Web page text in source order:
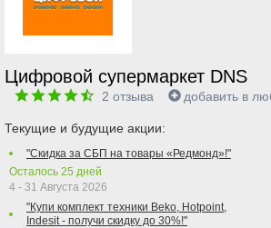
Цифровой супермаркет DNS
2 отзыва добавить в
Текущие и будущие акции:
"Скидка за СБП на товары «Редмонд»!"
Осталось 25 дней
4 - 31 Августа 2026
"Купи комплект техники Beko, Hotpoint,
Indesit - получи скидку до 30%!"